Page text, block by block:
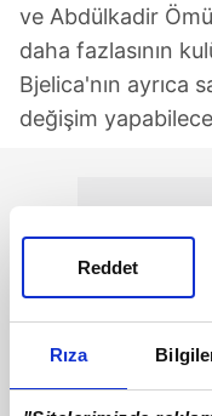
Rıza
Reddet
ve Abdülkadir
daha fazlasının
Bjelica'nın ayrıca
değişim